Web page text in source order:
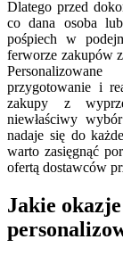
Dlatego przed
co dana osoba
pośpiech w
ferworze zakupów
przygotowanie i
zakupy z
niewłaściwy
nadaje się do
warto zasięgnąć
ofertą dostawców
Jakie